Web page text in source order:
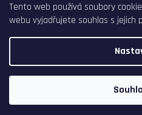
Tento web používá soubory
webu vyjadřujete souhlas s jejich
VYTVOŘIL SHOPTET
E-SCOOTERS.CZ